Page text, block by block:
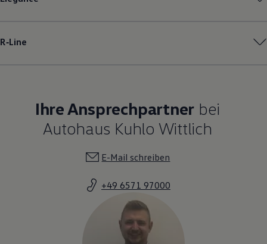
R‑Line
Ihre Ansprechpartner bei
Autohaus Kuhlo Wittlich
E-Mail schreiben
+49 6571 97000